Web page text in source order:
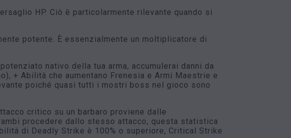
HP. Ciò è particolarmente rilevante quando si
potente. È essenzialmente un moltiplicatore di
nativo della tua arma, accumulerai danni da
+ Abilità che aumentano Frenesia e Armi Maestrie e
poiché quasi tutti i mostri boss nel gioco sono
critico su un barbaro proviene dalle
procedere dallo stesso attacco, questa statistica
di Deadly Strike è 100% o superiore, Critical Strike